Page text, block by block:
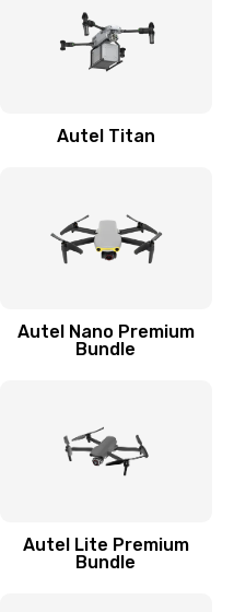
Autel Titan
Autel Nano Premium
Bundle
Autel Lite Premium
Bundle